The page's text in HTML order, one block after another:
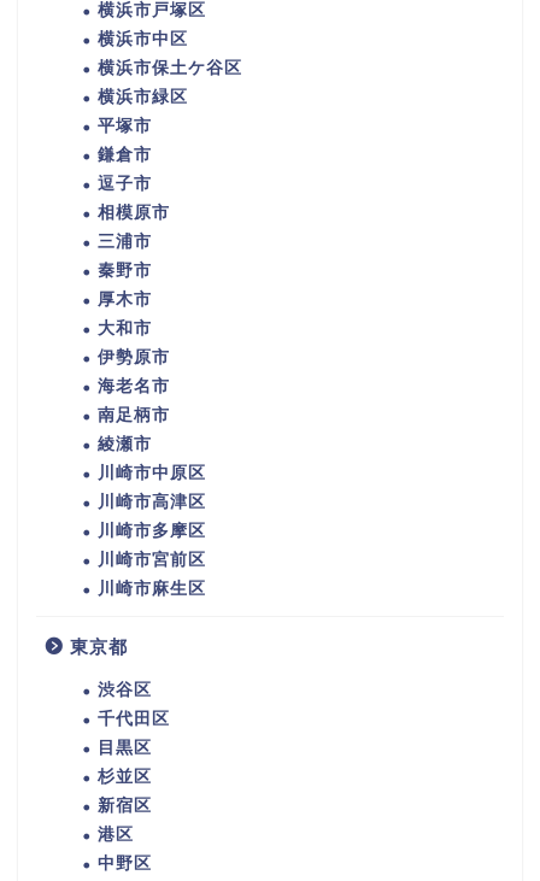
横浜市戸塚区
横浜市中区
横浜市保土ケ谷区
横浜市緑区
平塚市
鎌倉市
逗子市
相模原市
三浦市
秦野市
厚木市
大和市
伊勢原市
海老名市
南足柄市
綾瀬市
川崎市中原区
川崎市高津区
川崎市多摩区
川崎市宮前区
川崎市麻生区
東京都
渋谷区
千代田区
目黒区
杉並区
新宿区
港区
中野区